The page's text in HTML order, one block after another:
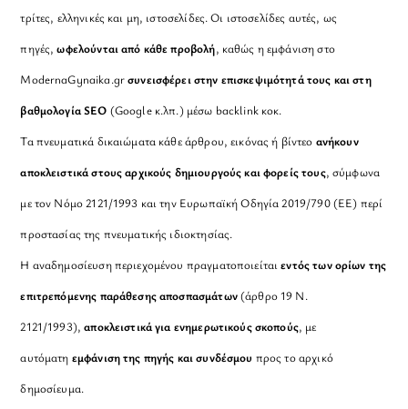
τρίτες, ελληνικές και μη, ιστοσελίδες. Οι ιστοσελίδες αυτές, ως
πηγές,ωφελούνται από κάθε προβολή, καθώς η εμφάνιση στο
ModernaGynaika.grσυνεισφέρει στην επισκεψιμότητά τους και στη
βαθμολογία SEO (Google κ.λπ.) μέσω backlink κοκ.
Τα πνευματικά δικαιώματα κάθε άρθρου, εικόνας ή βίντεο ανήκουν
αποκλειστικά στους αρχικούς δημιουργούς και φορείς τους, σύμφωνα
με τον Νόμο 2121/1993 και την Ευρωπαϊκή Οδηγία 2019/790 (ΕΕ) περί
προστασίας της πνευματικής ιδιοκτησίας.
Η αναδημοσίευση περιεχομένου πραγματοποιείταιεντός των ορίων της
επιτρεπόμενης παράθεσης αποσπασμάτων(άρθρο 19 Ν.
2121/1993), αποκλειστικά για ενημερωτικούς σκοπούς, με
αυτόματη εμφάνιση της πηγής και συνδέσμου προς το αρχικό
δημοσίευμα.